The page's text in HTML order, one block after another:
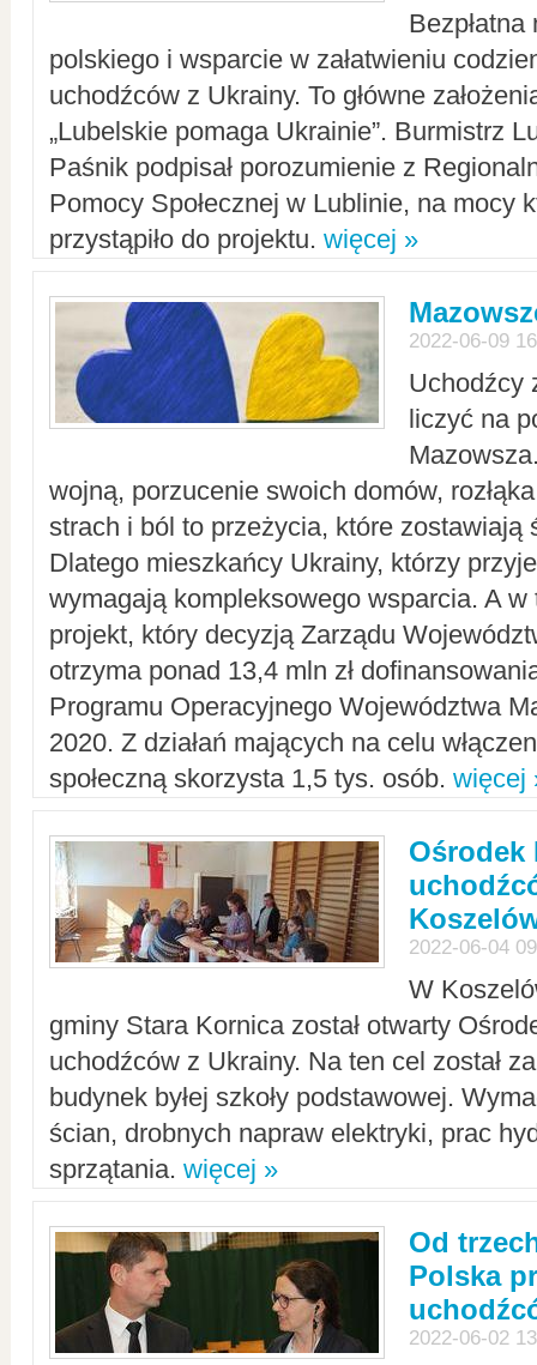
polskiego i wsparcie w załatwieniu
uchodźców z Ukrainy. To główne
„Lubelskie pomaga Ukrainie”. Burmistrz
Paśnik podpisał porozumienie z
Pomocy Społecznej w Lublinie, na mocy
przystąpiło do projektu. więcej »
2022-06-09
Uchodźcy
liczyć na
wojną, porzucenie swoich domów,
strach i ból to przeżycia, które zostawiają
Dlatego mieszkańcy Ukrainy, którzy
wymagają kompleksowego wsparcia. A w
projekt, który decyzją Zarządu
otrzyma ponad 13,4 mln zł
Programu Operacyjnego Województwa
2020. Z działań mających na celu
społeczną skorzysta 1,5 tys. osób. więcej
Ośrodek
2022-06-04
W
gminy Stara Kornica został otwarty
uchodźców z Ukrainy. Na ten cel został
budynek byłej szkoły podstawowej.
ścian, drobnych napraw elektryki, prac
sprzątania. więcej »
Od
Polska
2022-06-02